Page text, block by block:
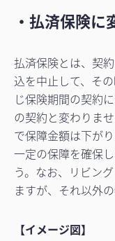
・払済保険に
払済保険とは、契
込を中止して、そ
じ保険期間の契約
の契約と変わりま
で保障金額は下が
一定の保障を確保
う。なお、リビン
ますが、それ以外
【イメージ図】